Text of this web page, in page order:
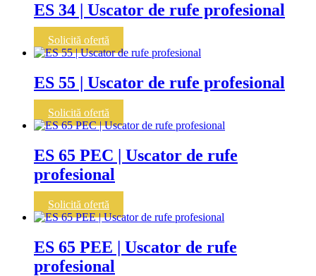
alese
în
produsului.
ES 34 | Uscator de rufe profesional
Solicită ofertă
ES 55 | Uscator de rufe profesional
Solicită ofertă
ES 65 PEC | Uscator de rufe
profesional
Solicită ofertă
ES 65 PEE | Uscator de rufe
profesional